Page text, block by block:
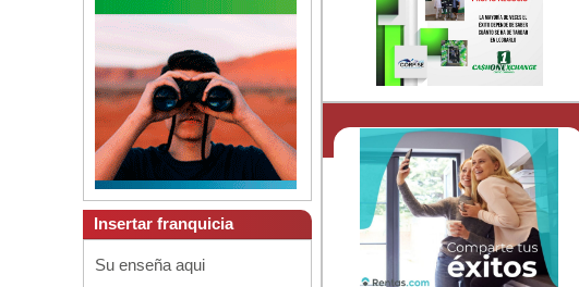
Insertar franquicia
Su enseña aqui